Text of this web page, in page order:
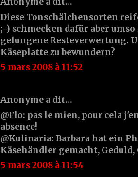
Diese Tonschälchensorten
;-) schmecken dafür aber
gelungene Resteverwertung.
Käseplatte zu bewundern?
5 mars 2008 à 11:52
Anonyme a dit…
@Flo: pas le mien, pour cela
absence!
@Kulinaria: Barbara hat ein
Käsehändler gemacht, Geduld,
5 mars 2008 à 11:54